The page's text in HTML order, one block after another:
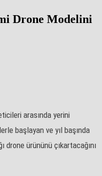
Drone Modelini
arasında yerini
başlayan ve yıl başında
drone ürününü çıkartacağını